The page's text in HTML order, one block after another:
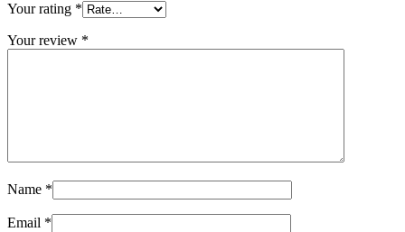
Your rating *
Your review *
Name *
Email *